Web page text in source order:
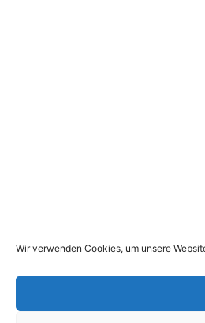
Wir verwenden Cookies, um unsere